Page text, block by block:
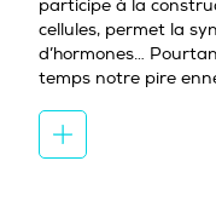
participe à la
cellules, permet la
d’hormones…
temps notre pire